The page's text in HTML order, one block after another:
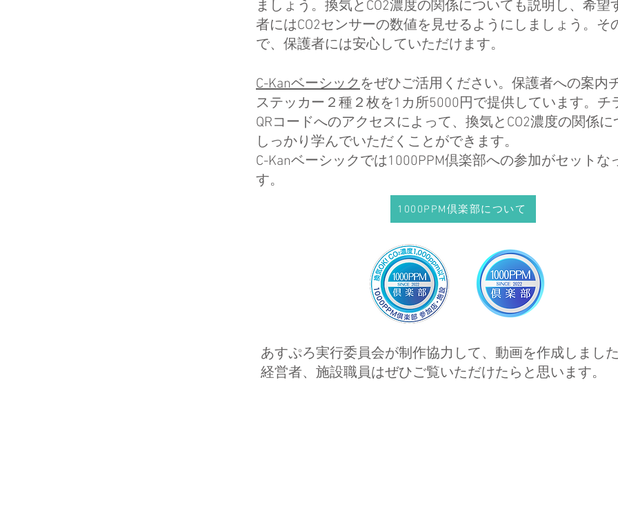
ましょう。換気とCO2濃度の関係についても説明し、希望
者にはCO2センサーの数値を見せるようにしましょう。そ
で、保護者には安心していただけます。
C-Kanベーシックをぜひご活用ください。 保護者への案内
ステッカー２種２枚を1カ所5000円で提供しています。チ
QRコードへのアクセスによって、換気とCO2濃度の関係
しっかり学んでいただくことができます。
​C-Kanベーシックでは1000PPM倶楽部への参加がセットな
す。
1000PPM倶楽部について
あすぷろ実行委員会が制作協力して、動画を作成しまし
経営者、施設職員はぜひご覧いただけたらと思います。